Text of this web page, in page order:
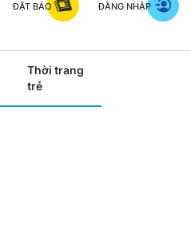
ĐẶT BÁO ĐĂNG NHẬP
Thời trang
trẻ